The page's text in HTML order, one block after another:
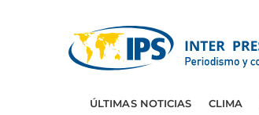
ÚLTIMAS NOTICIAS CLIMA